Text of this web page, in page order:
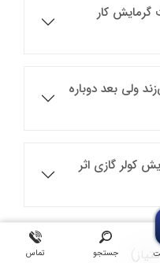
جستجو تماس
گرمایش کار
ولی بعد دوباره
کولر گازی اثر